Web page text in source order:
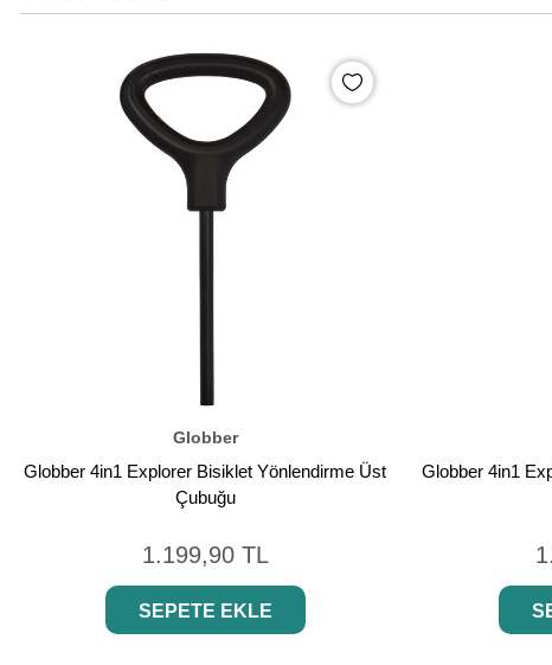
Globber
Globber 4in1 Explorer Bisiklet Yönlendirme Üst
Çubuğu
1.199,90 TL
SEPETE EKLE
Globber 4in1